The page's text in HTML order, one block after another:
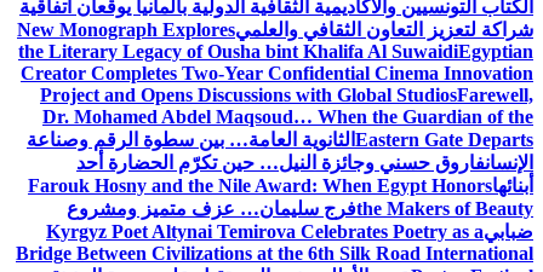
الكتاب التونسيين والأكاديمية الثقافية الدولية بألمانيا يوقعان اتفاقية
شراكة لتعزيز التعاون الثقافي والعلميNew Monograph Explores
the Literary Legacy of Ousha bint Khalifa Al SuwaidiEgyptian
Creator Completes Two-Year Confidential Cinema Innovation
Project and Opens Discussions with Global StudiosFarewell,
Dr. Mohamed Abdel Maqsoud… When the Guardian of the
Eastern Gate Departs الثانوية العامة… بين سطوة الرقم وصناعة
الإنسانفاروق حسني وجائزة النيل… حين تكرّم الحضارة أحد
أبنائهاFarouk Hosny and the Nile Award: When Egypt Honors
the Makers of Beautyفرج سليمان… عزف متميز ومشروع
ضبابيKyrgyz Poet Altynai Temirova Celebrates Poetry as a
Bridge Between Civilizations at the 6th Silk Road International